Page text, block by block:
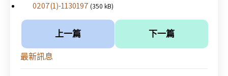
0207(1)-1130197 (350 kB)
上一篇 下一篇
最新訊息